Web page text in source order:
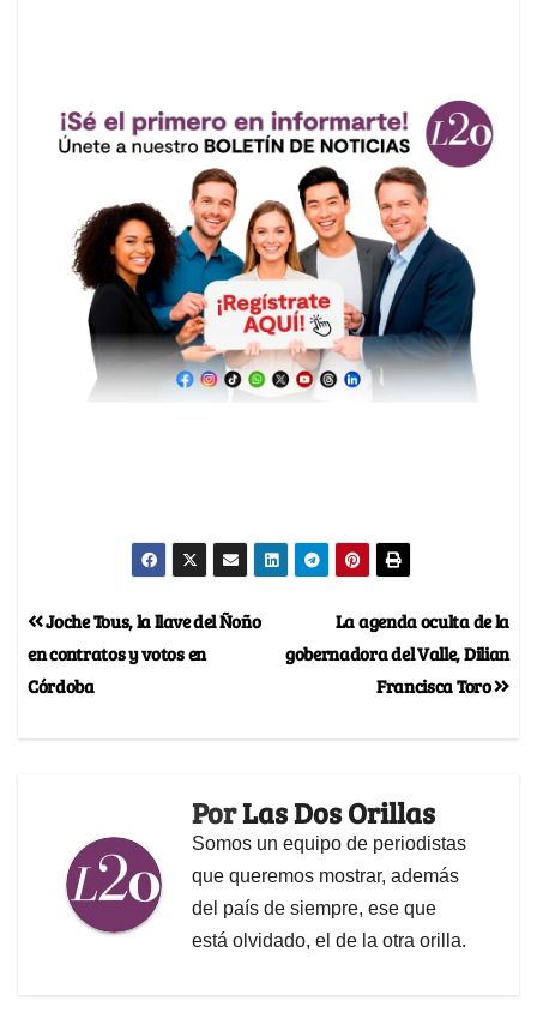
La agenda oculta de la
gobernadora del Valle, Dilian
Francisca Toro
Joche Tous, la llave del Ñoño
en contratos y votos en
Córdoba
PorLas Dos Orillas
Somos un equipo de periodistas
que queremos mostrar, además
del país de siempre, ese que
está olvidado, el de la otra orilla.